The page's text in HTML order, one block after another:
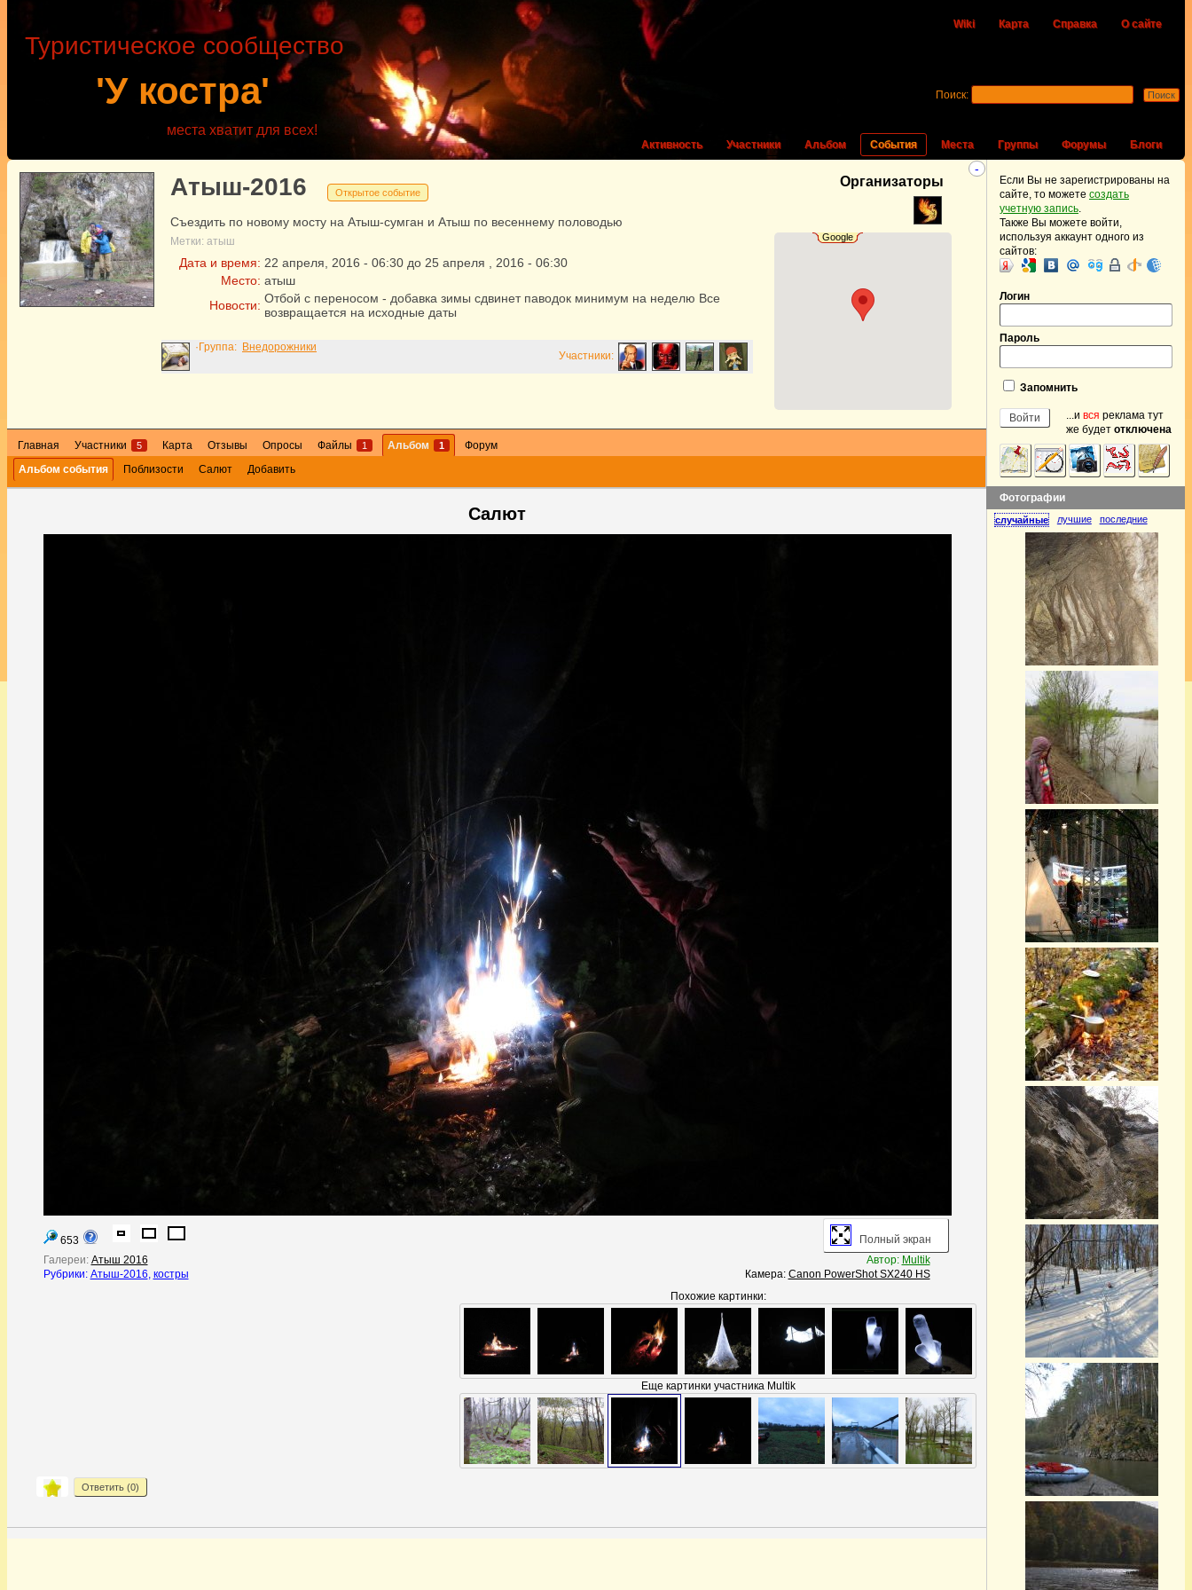
Wiki Карта Справка О сайте
'У костра'
Туристическое сообщество
места хватит для всех!
Активность Участники Альбом События Места Группы Форумы Блоги
Поиск:
-
Организаторы
Google
Атыш-2016 Открытое событие
Съездить по новому мосту на Атыш-сумган и Атыш по весеннему половодью
Метки: атыш
Дата и время: 22 апреля 2016 - 06:30 до 25 апреля 2016 - 06:30
Место: атыш
Новости: Отбой с переносом - добавка зимы сдвинет паводок минимум на неделю Все
возвращается на исходные даты
·Группа: Внедорожники
Участники:
Главная Участники 5 Карта Отзывы Опросы Файлы 1 Альбом 1
Форум
Альбом события
Поблизости Салют Добавить
Салют
653
Полный экран
Галереи: Атыш 2016 Автор: Multik
Рубрики: Атыш-2016, костры Камера: Canon PowerShot SX240 HS
Похожие картинки:
Еще картинки участника Multik
Ответить (0)
Если Вы не зарегистрированы на
сайте, то можете создать
учетную запись.
Также Вы можете войти,
используя аккаунт одного из
сайтов:
Логин
Пароль
Запомнить
...и вся реклама тут
же будет отключена
Фотографии
случайные лучшие последние